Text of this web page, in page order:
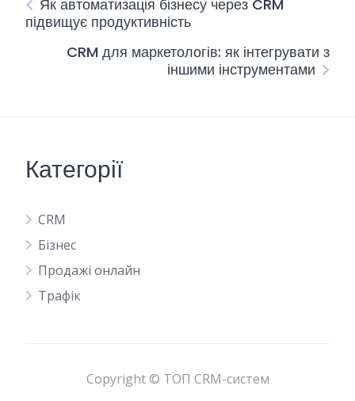
Як автоматизація бізнесу через CRM
підвищує продуктивність
CRM для маркетологів: як інтегрувати з
іншими інструментами
Категорії
CRM
Бізнес
Продажі онлайн
Трафік
Copyright © ТОП CRM-систем